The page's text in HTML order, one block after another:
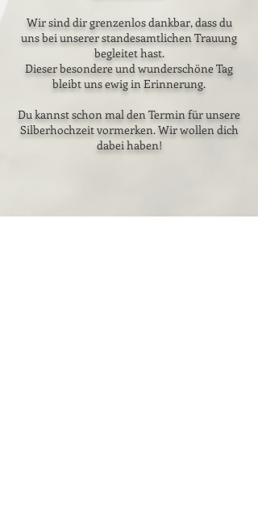
Wir sind dir grenzenlos dankbar, dass du
uns bei unserer standesamtlichen Trauung
begleitet hast.
Dieser besondere und wunderschöne Tag
bleibt uns ewig in Erinnerung.
Du kannst schon mal den Termin für unsere
Silberhochzeit vormerken. Wir wollen dich
dabei haben!